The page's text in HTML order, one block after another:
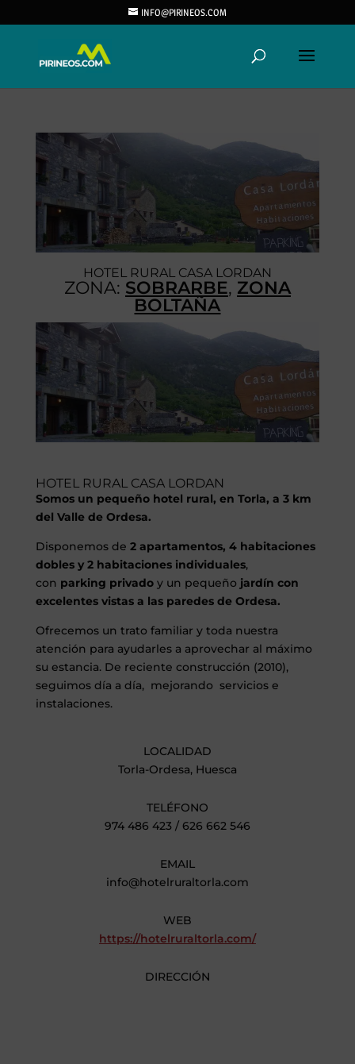
INFO@PIRINEOS.COM
HOTEL RURAL CASA LORDAN
ZONA: SOBRARBE, ZONA
BOLTAÑA
HOTEL RURAL CASA LORDAN
Somos un pequeño hotel rural, en Torla, a 3 km
del Valle de Ordesa.
Disponemos de 2 apartamentos, 4 habitaciones
dobles y 2 habitaciones individuales,
con parking privadoy un pequeño jardín con
excelentes vistas a las paredes de Ordesa.
Ofrecemos un trato familiar y toda nuestra
atención para ayudarles a aprovechar al máximo
su estancia. De reciente construcción (2010),
seguimos día a día, mejorando servicios e
instalaciones.
LOCALIDAD
Torla-Ordesa, Huesca
TELÉFONO
974 486 423 / 626 662 546
EMAIL
info@hotelruraltorla.com
WEB
https://hotelruraltorla.com/
DIRECCIÓN